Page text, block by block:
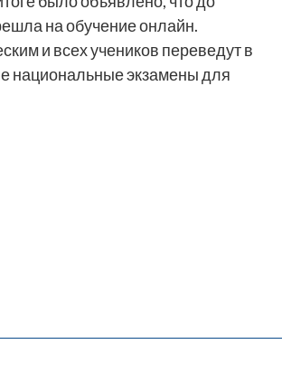
на обучение онлайн.
и всех учеников переведут в
национальные экзамены для